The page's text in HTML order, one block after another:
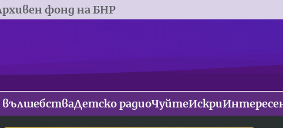
фонд на БНР
вълшебстваДетско радиоЧуйтеИскри